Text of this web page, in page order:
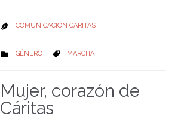
 COMUNICACIÓN CÁRITAS
 CATEGORY
GÉNERO  CATEGORY
MARCHA
Mujer, corazón de
Cáritas